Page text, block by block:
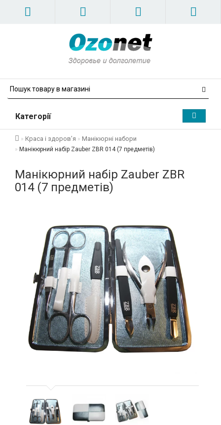
Категорії
Краса і здоров’я Манікюрні набори
Манікюрний набір Zauber ZBR 014 (7 предметів)
Манікюрний набір Zauber ZBR
014 (7 предметів)